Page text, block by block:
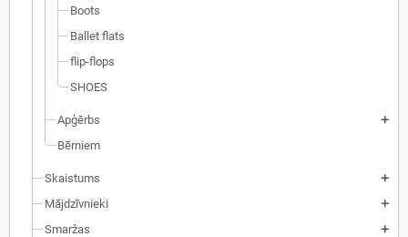
Boots
Ballet flats
flip-flops
SHOES
Apģērbs add
Bērniem
Skaistums add
Mājdzīvnieki add
Smaržas add